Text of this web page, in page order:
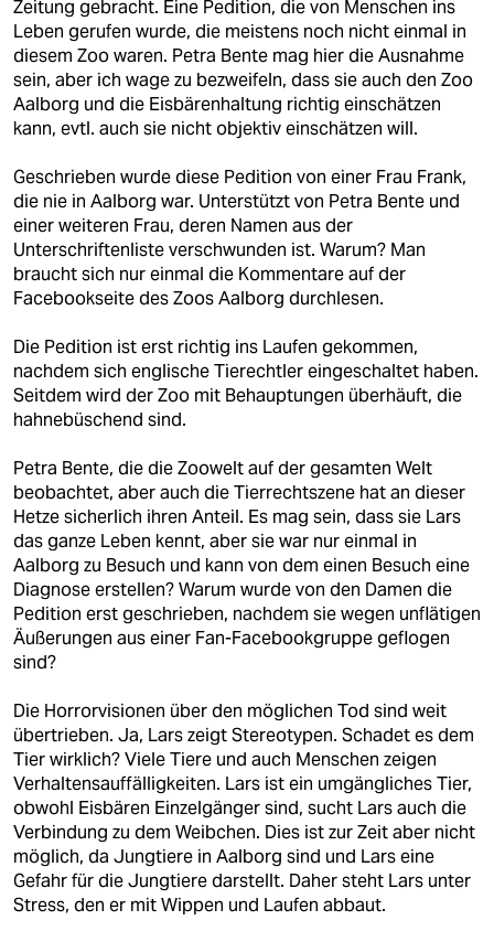
Zeitung gebracht. Eine Pedition, die von Menschen ins
Leben gerufen wurde, die meistens noch nicht einmal in
diesem Zoo waren. Petra Bente mag hier die Ausnahme
sein, aber ich wage zu bezweifeln, dass sie auch den Zoo
Aalborg und die Eisbärenhaltung richtig einschätzen
kann, evtl. auch sie nicht objektiv einschätzen will.
Geschrieben wurde diese Pedition von einer Frau Frank,
die nie in Aalborg war. Unterstützt von Petra Bente und
einer weiteren Frau, deren Namen aus der
Unterschriftenliste verschwunden ist. Warum? Man
braucht sich nur einmal die Kommentare auf der
Facebookseite des Zoos Aalborg durchlesen.
Die Pedition ist erst richtig ins Laufen gekommen,
nachdem sich englische Tierechtler eingeschaltet haben.
Seitdem wird der Zoo mit Behauptungen überhäuft, die
hahnebüschend sind.
Petra Bente, die die Zoowelt auf der gesamten Welt
beobachtet, aber auch die Tierrechtszene hat an dieser
Hetze sicherlich ihren Anteil. Es mag sein, dass sie Lars
das ganze Leben kennt, aber sie war nur einmal in
Aalborg zu Besuch und kann von dem einen Besuch eine
Diagnose erstellen? Warum wurde von den Damen die
Pedition erst geschrieben, nachdem sie wegen unflätigen
Äußerungen aus einer Fan-Facebookgruppe geflogen
sind?
Die Horrorvisionen über den möglichen Tod sind weit
übertrieben. Ja, Lars zeigt Stereotypen. Schadet es dem
Tier wirklich? Viele Tiere und auch Menschen zeigen
Verhaltensauffälligkeiten. Lars ist ein umgängliches Tier,
obwohl Eisbären Einzelgänger sind, sucht Lars auch die
Verbindung zu dem Weibchen. Dies ist zur Zeit aber nicht
möglich, da Jungtiere in Aalborg sind und Lars eine
Gefahr für die Jungtiere darstellt. Daher steht Lars unter
Stress, den er mit Wippen und Laufen abbaut.